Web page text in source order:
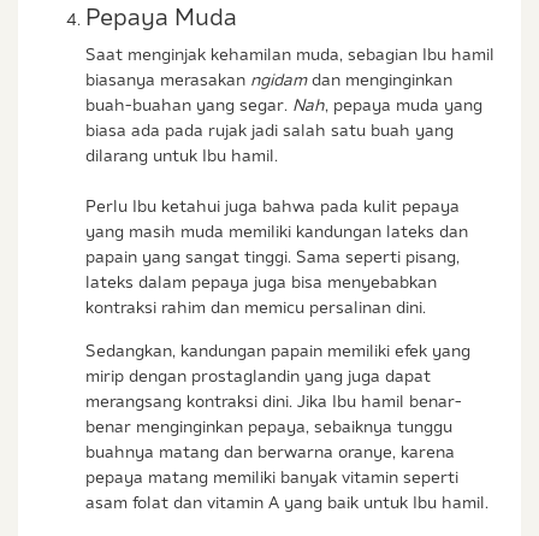
Pepaya Muda
Saat menginjak kehamilan muda, sebagian Ibu hamil
biasanya merasakan ngidamdan menginginkan
buah-buahan yang segar. Nah, pepaya muda yang
biasa ada pada rujak jadi salah satu buah yang
dilarang untuk Ibu hamil.
Perlu Ibu ketahui juga bahwa pada kulit pepaya
yang masih muda memiliki kandungan lateks dan
papain yang sangat tinggi. Sama seperti pisang,
lateks dalam pepaya juga bisa menyebabkan
kontraksi rahim dan memicu persalinan dini.
Sedangkan, kandungan papain memiliki efek yang
mirip dengan prostaglandin yang juga dapat
merangsang kontraksi dini. Jika Ibu hamil benar-
benar menginginkan pepaya, sebaiknya tunggu
buahnya matang dan berwarna oranye, karena
pepaya matang memiliki banyak vitamin seperti
asam folat dan vitamin A yang baik untuk Ibu hamil.